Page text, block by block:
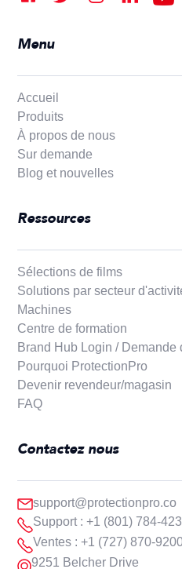
Menu
Accueil
Produits
À propos de nous
Sur demande
Blog et nouvelles
Ressources
Sélections de films
Solutions par secteur
Machines
Centre de formation
Brand Hub Login / Demande
Pourquoi ProtectionPro
Devenir revendeur/magasin
FAQ
Contactez nous
support@protectionpro.co
Support : +1 (801) 784-
Ventes : +1 (727) 870-
9251 Belcher Drive